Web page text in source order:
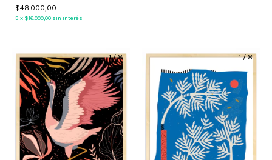
$48.000,00
3 x $16.000,00 sin interés
1/8 1/8